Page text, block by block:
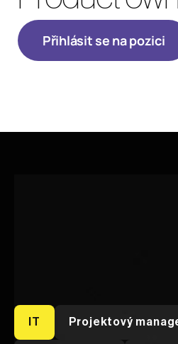
Přihlásit se na pozici
IT Projektový